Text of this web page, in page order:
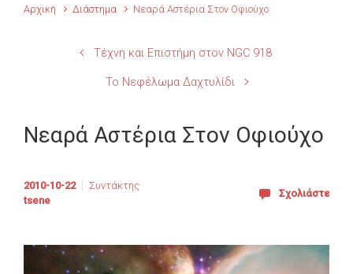
Αρχική Διάστημα Νεαρά Αστέρια Στον Οφιούχο
Τέχνη και Επιστήμη στον NGC 918
Το Νεφέλωμα Δαχτυλίδι
Νεαρά Αστέρια Στον Οφιούχο
2010-10-22
Συντάκτης
tsene
Σχολιάστε